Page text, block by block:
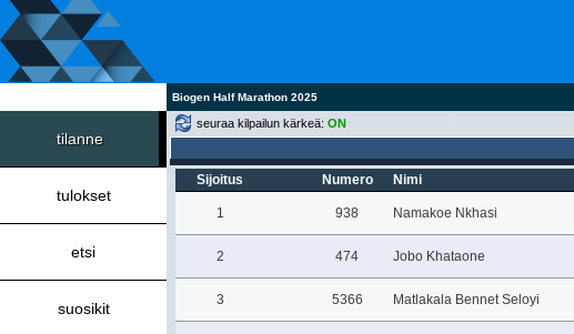
Biogen Half Marathon 2025
tilanne
tulokset
etsi
suosikit
seuraa kilpailun kärkeä: ON
Sijoitus Numero Nimi
1 938 Namakoe Nkhasi
2 474 Jobo Khataone
3 5366 Matlakala Bennet Seloyi